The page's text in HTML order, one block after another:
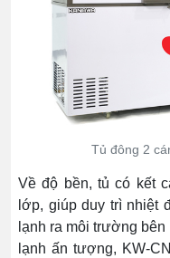
Tủ đông 2
Về độ bền, tủ có kết
lớp, giúp duy trì nhiệt
lạnh ra môi trường
lạnh ấn tượng, KW-